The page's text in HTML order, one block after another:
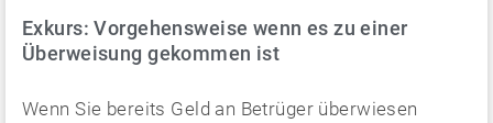
Exkurs: Vorgehensweise wenn es zu einer
Überweisung gekommen ist
Wenn Sie bereits Geld an Betrüger überwiesen